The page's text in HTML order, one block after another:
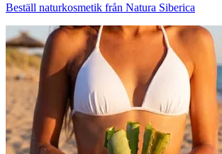
Beställ naturkosmetik från Natura Siberica